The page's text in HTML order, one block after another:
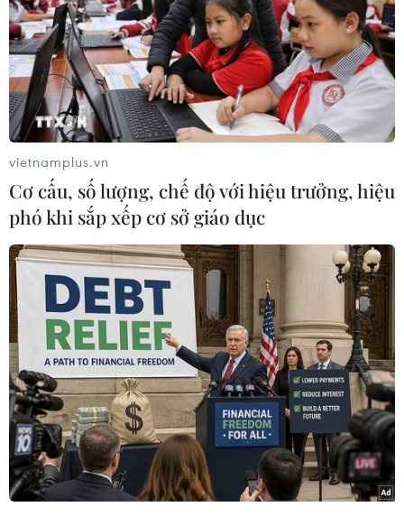
Đội hình ra sân của đội tuyển Việt Nam. (Ảnh: Trọng
Đạt/TTXVN)
vietnamplus.vn
Cơ cấu, số lượng, chế độ với hiệu trưởng, hiệu
phó khi sắp xếp cơ sở giáo dục